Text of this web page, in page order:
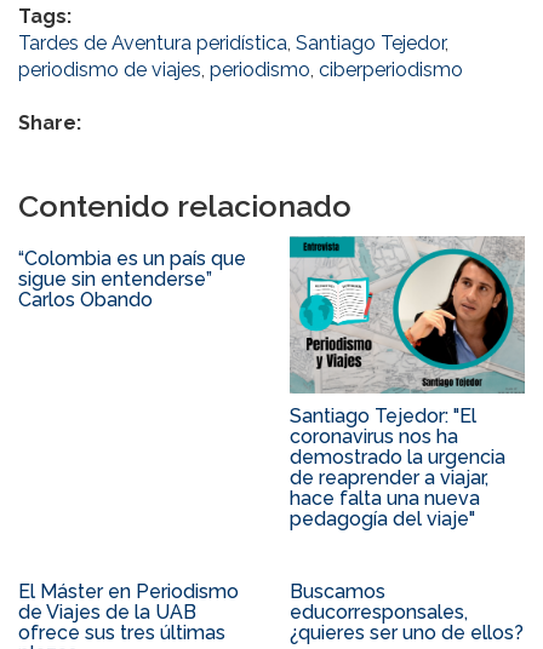
Tags:
Tardes de Aventura peridística, Santiago Tejedor,
periodismo de viajes, periodismo, ciberperiodismo
Share:
Contenido relacionado
“Colombia es un país que
sigue sin entenderse”
Carlos Obando
Santiago Tejedor: "El
coronavirus nos ha
demostrado la urgencia
de reaprender a viajar,
hace falta una nueva
pedagogía del viaje"
El Máster en Periodismo
de Viajes de la UAB
ofrece sus tres últimas
Buscamos
educorresponsales,
¿quieres ser uno de ellos?